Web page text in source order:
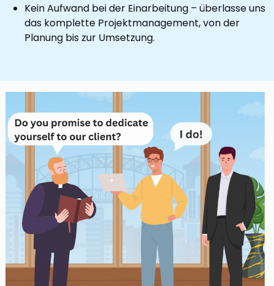
Kein Aufwand bei der Einarbeitung – überlasse uns
das komplette Projektmanagement, von der
Planung bis zur Umsetzung.